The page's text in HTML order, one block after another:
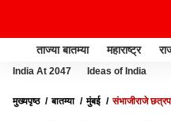
ताज्या बातम्या महाराष्ट्र
India At 2047 Ideas of India
मुख्यपृष्ठ बातम्या मुंबई
संभाजीराजे